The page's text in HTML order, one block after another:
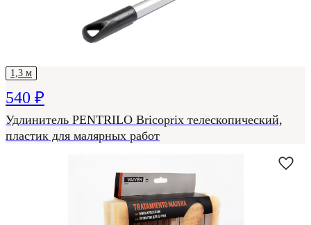
1,3 м
540 ₽
Удлинитель PENTRILO Bricoprix телескопический,
пластик для малярных работ